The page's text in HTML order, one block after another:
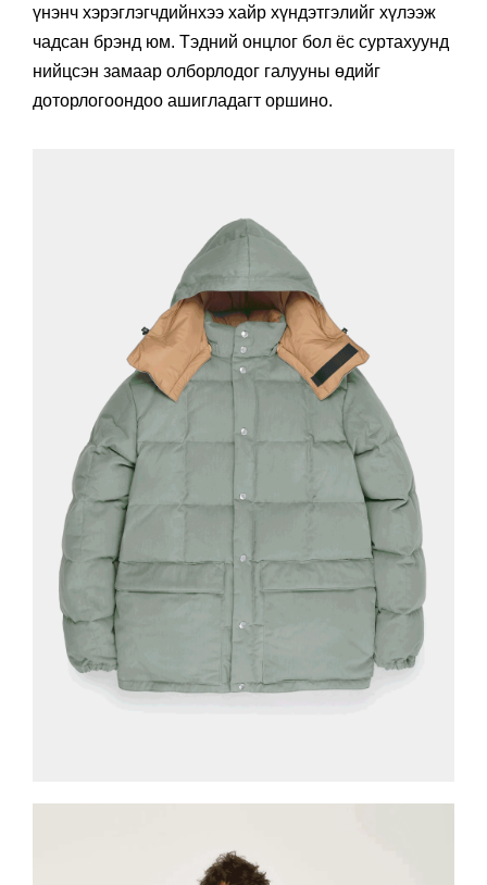
үнэнч хэрэглэгчдийнхээ хайр хүндэтгэлийг хүлээж
чадсан брэнд юм. Тэдний онцлог бол ёс суртахуунд
нийцсэн замаар олборлодог галууны өдийг
доторлогоондоо ашигладагт оршино.